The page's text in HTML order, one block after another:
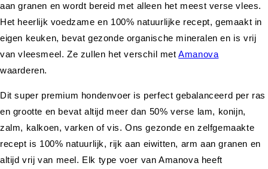
aan granen en wordt bereid met alleen het meest verse vlees.
Het heerlijk voedzame en 100% natuurlijke recept, gemaakt in
eigen keuken, bevat gezonde organische mineralen en is vrij
van vleesmeel. Ze zullen het verschil metAmanova
waarderen.
Dit super premium hondenvoer is perfect gebalanceerd per ras
en grootte en bevat altijd meer dan 50% verse lam, konijn,
zalm, kalkoen, varken of vis. Ons gezonde en zelfgemaakte
recept is 100% natuurlijk, rijk aan eiwitten, arm aan granen en
altijd vrij van meel. Elk type voer van Amanova heeft